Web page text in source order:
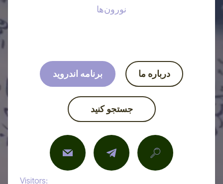
نورون‌ها
برنامه اندروید درباره ما
جستجو کنید
Visitors: